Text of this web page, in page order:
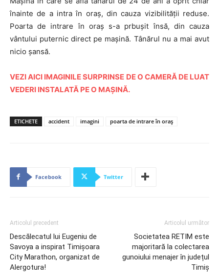
înainte de a intra în oraș, din cauza vizibilității reduse.
Poarta de intrare în oraș s-a prbușit însă, din cauza
vântului puternic direct pe mașină. Tânărul nu a mai avut
nicio șansă.
VEZI AICI IMAGINILE SURPRINSE DE O CAMERĂ DE LUAT
VEDERI INSTALATĂ PE O MAȘINĂ.
ETICHETE accident imagini poarta de intrare în oraș
Facebook Twitter
Articolul precedent
Descălecatul lui Eugeniu de
Savoya a inspirat Timişoara
City Marathon, organizat de
Alergotura!
Articolul următor
Societatea RETIM este
majoritară la colectarea
gunoiului menajer în județul
Timiș